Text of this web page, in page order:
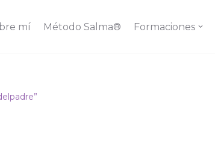
mí Método Salma® Formaciones